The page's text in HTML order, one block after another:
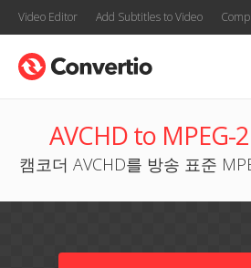
Video Editor Add Subtitles to Video
AVCHD to MPEG-
캠코더 AVCHD를 방송 표준